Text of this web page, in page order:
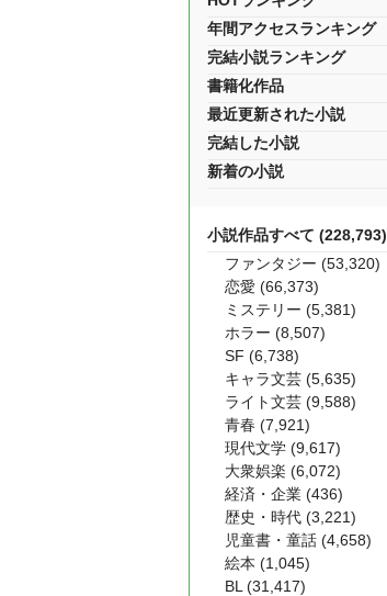
年間アクセスランキング
完結小説ランキング
書籍化作品
最近更新された小説
完結した小説
新着の小説
小説作品すべて (228,793)
ファンタジー (53,320)
恋愛 (66,373)
ミステリー (5,381)
ホラー (8,507)
SF (6,738)
キャラ文芸 (5,635)
ライト文芸 (9,588)
青春 (7,921)
現代文学 (9,617)
大衆娯楽 (6,072)
経済・企業 (436)
歴史・時代 (3,221)
児童書・童話 (4,658)
絵本 (1,045)
BL (31,417)